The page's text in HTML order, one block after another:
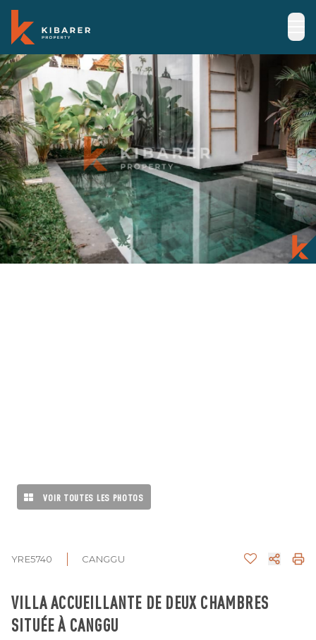
VOIR TOUTES LES PHOTOS
YRE5740 CANGGU
VILLA ACCUEILLANTE DE DEUX CHAMBRES
SITUÉE À CANGGU